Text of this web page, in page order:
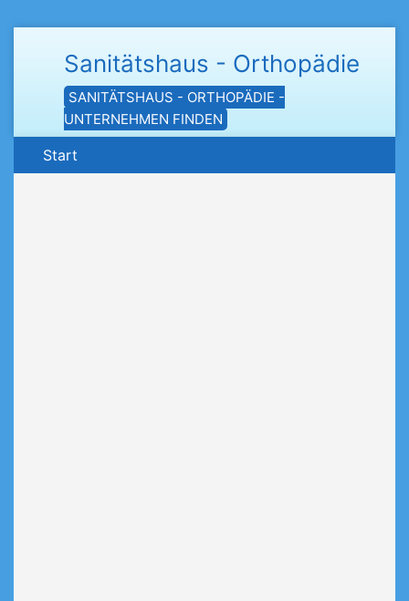
Sanitätshaus - Orthopädie
SANITÄTSHAUS - ORTHOPÄDIE -
UNTERNEHMEN FINDEN
Start